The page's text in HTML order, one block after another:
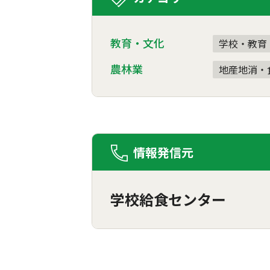
教育・文化 学校・教育
農林業 地産地消・
情報発信元
学校給食センター